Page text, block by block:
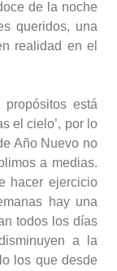
de la noche
queridos, una
realidad en el
está
el cielo’, por lo
Año Nuevo no
a medias.
hacer ejercicio
hay una
todos los días
a la
los que desde